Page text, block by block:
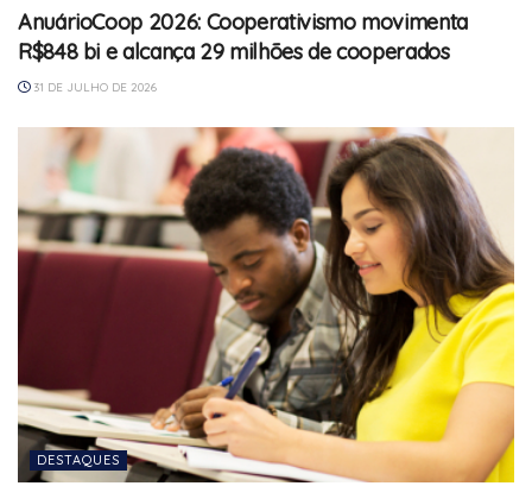
AnuárioCoop 2026: Cooperativismo movimenta
R$848 bi e alcança 29 milhões de cooperados
31 DE JULHO DE 2026
DESTAQUES